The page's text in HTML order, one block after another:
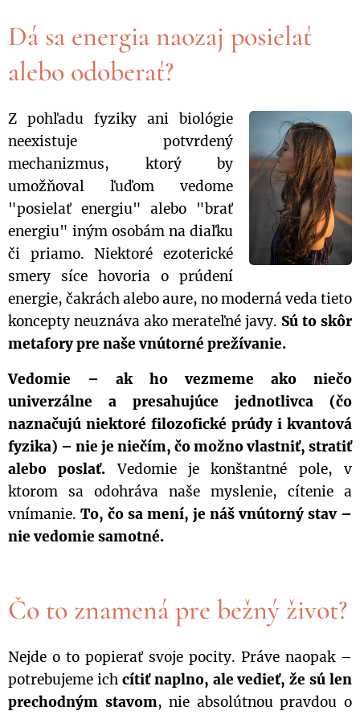
Dá sa energia naozaj posielať
alebo odoberať?
Z pohľadu fyziky ani biológie
neexistuje potvrdený
mechanizmus, ktorý by
umožňoval ľuďom vedome
"posielať energiu" alebo "brať
energiu" iným osobám na diaľku
či priamo. Niektoré ezoterické
smery síce hovoria o prúdení
energie, čakrách alebo aure, no moderná veda tieto
koncepty neuznáva ako merateľné javy. Sú to skôr
metafory pre naše vnútorné prežívanie.
Vedomie – ak ho vezmeme ako niečo
univerzálne a presahujúce jednotlivca (čo
naznačujú niektoré filozofické prúdy i kvantová
fyzika) – nie je niečím, čo možno vlastniť, stratiť
alebo poslať.Vedomie je konštantné pole, v
ktorom sa odohráva naše myslenie, cítenie a
vnímanie. To, čo sa mení, je náš vnútorný stav –
nie vedomie samotné.
Čo to znamená pre bežný život?
Nejde o to popierať svoje pocity. Práve naopak –
potrebujeme ich cítiť naplno, ale vedieť, že sú len
prechodným stavom, nie absolútnou pravdou o